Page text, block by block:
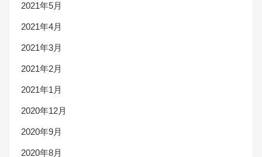
2021年5月
2021年4月
2021年3月
2021年2月
2021年1月
2020年12月
2020年9月
2020年8月